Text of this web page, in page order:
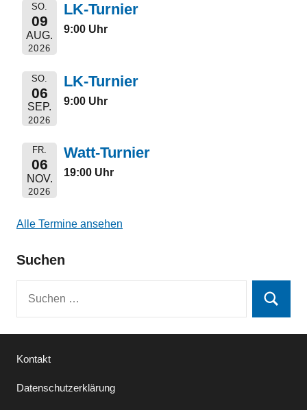
SO.
09
AUG.
2026
LK-Turnier
9:00 Uhr
SO.
06
SEP.
2026
LK-Turnier
9:00 Uhr
FR.
06
NOV.
2026
Watt-Turnier
19:00 Uhr
Alle Termine ansehen
Suchen
Suchen
Kontakt
Datenschutzerklärung